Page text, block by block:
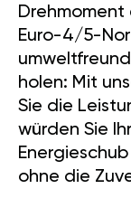
Drehmoment
Euro-4/5-
holen: Mit
Sie die
würden Sie
ohne die